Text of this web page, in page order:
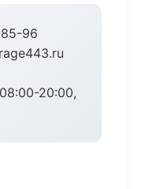
96
20:00,